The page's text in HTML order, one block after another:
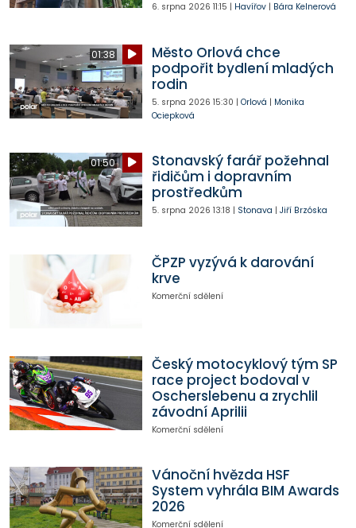
6. srpna 2026 11:15 | Havířov| Bára Kelnerová
01:38
Město Orlová chce
podpořit bydlení mladých
rodin
5. srpna 2026 15:30 | Orlová | Monika
Ociepková
01:50
Stonavský farář požehnal
řidičům i dopravním
prostředkům
5. srpna 2026 13:18 | Stonava | Jiří Brzóska
ČPZP vyzývá k darování
krve
Komerční sdělení
Český motocyklový tým SP
race project bodoval v
Oscherslebenu a zrychlil
závodní Aprilii
Komerční sdělení
Vánoční hvězda HSF
System vyhrála BIM Awards
2026
Komerční sdělení